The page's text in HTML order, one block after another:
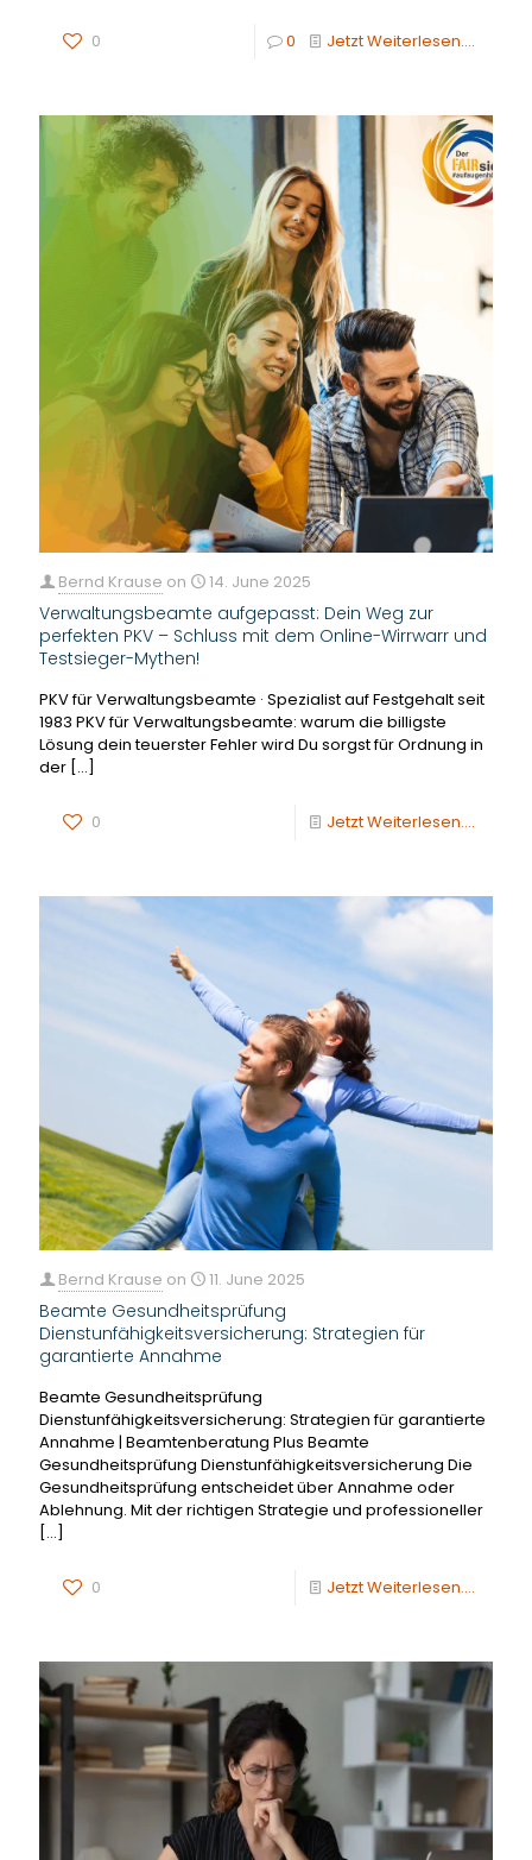
0 0 Jetzt Weiterlesen....
Bernd Krause on 14. June 2025
Verwaltungsbeamte aufgepasst: Dein Weg zur
perfekten PKV – Schluss mit dem Online-Wirrwarr und
Testsieger-Mythen!
PKV für Verwaltungsbeamte · Spezialist auf Festgehalt seit
1983 PKV für Verwaltungsbeamte: warum die billigste
Lösung dein teuerster Fehler wird Du sorgst für Ordnung in
der […]
0 Jetzt Weiterlesen....
Bernd Krause on 11. June 2025
Beamte Gesundheitsprüfung
Dienstunfähigkeitsversicherung: Strategien für
garantierte Annahme
Beamte Gesundheitsprüfung
Dienstunfähigkeitsversicherung: Strategien für garantierte
Annahme | Beamtenberatung Plus Beamte
Gesundheitsprüfung Dienstunfähigkeitsversicherung Die
Gesundheitsprüfung entscheidet über Annahme oder
Ablehnung. Mit der richtigen Strategie und professioneller
[…]
0 Jetzt Weiterlesen....